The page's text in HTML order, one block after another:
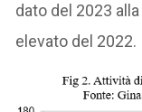
dato del 2023
elevato del 2022.